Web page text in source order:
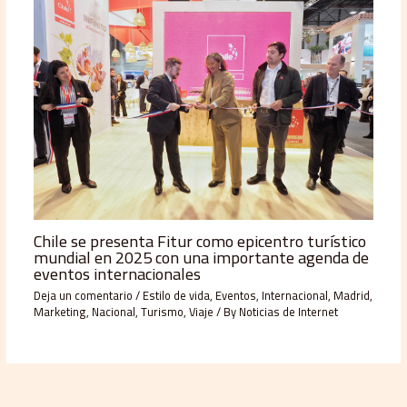
Chile se presenta Fitur como epicentro turístico
mundial en 2025 con una importante agenda de
eventos internacionales
Deja un comentario/Estilo de vida, Eventos, Internacional, Madrid,
Marketing, Nacional,Turismo,Viaje/ ByNoticias de Internet